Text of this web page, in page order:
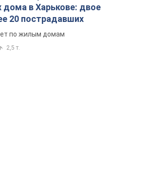
в Харькове: двое
20 пострадавших
по жилым домам
2,5 т.